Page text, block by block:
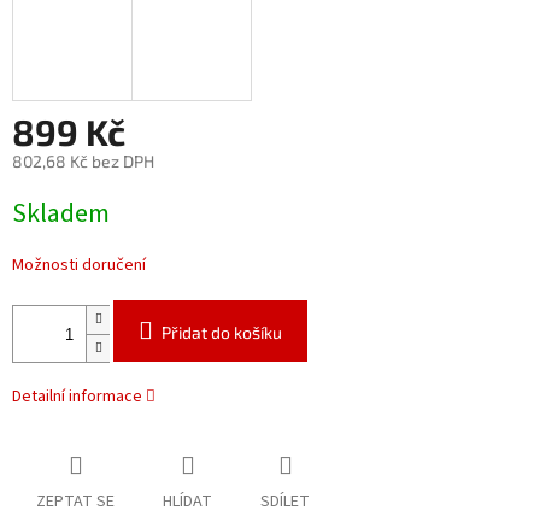
899 Kč
802,68 Kč bez DPH
cena:
Skladem
Možnosti doručení
Přidat do košíku
Detailní informace
ZEPTAT SE HLÍDAT SDÍLET